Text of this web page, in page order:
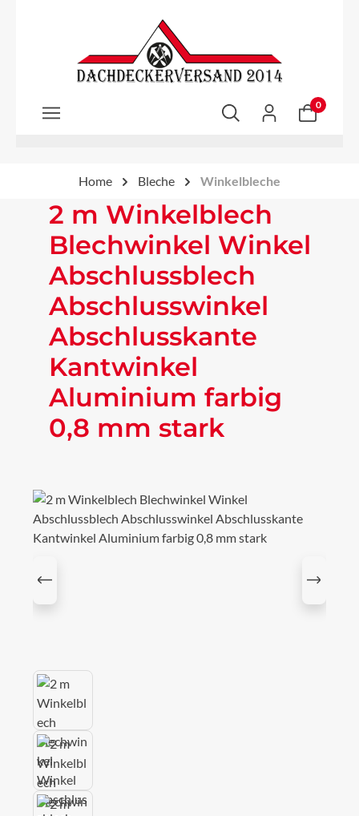
Zum Hauptinhalt springen
0
Home Bleche Winkelbleche
2 m Winkelblech
Blechwinkel Winkel
Abschlussblech
Abschlusswinkel
Abschlusskante
Kantwinkel
Aluminium farbig
0,8 mm stark
Bildergalerie überspringen